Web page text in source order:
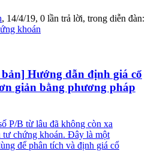
, 14/4/19, 0 lần trả lời, trong diễn đàn:
khoán
Hướng dẫn định giá cổ
giản bằng phương pháp
P/B từ lâu đã không còn xa
tư chứng khoán. Đây là một
để phân tích và định giá cổ